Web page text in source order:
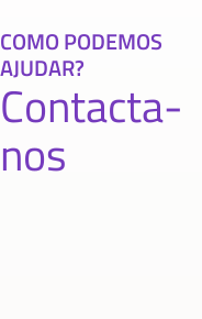
COMO PODEMOS
AJUDAR?
Contacta-
nos